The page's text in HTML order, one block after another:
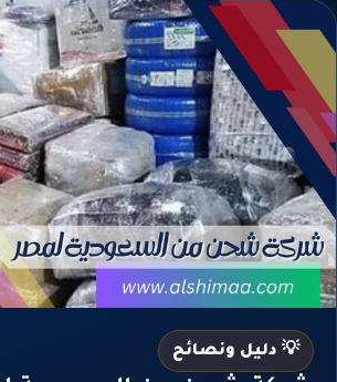
💡 دليل ونصائح